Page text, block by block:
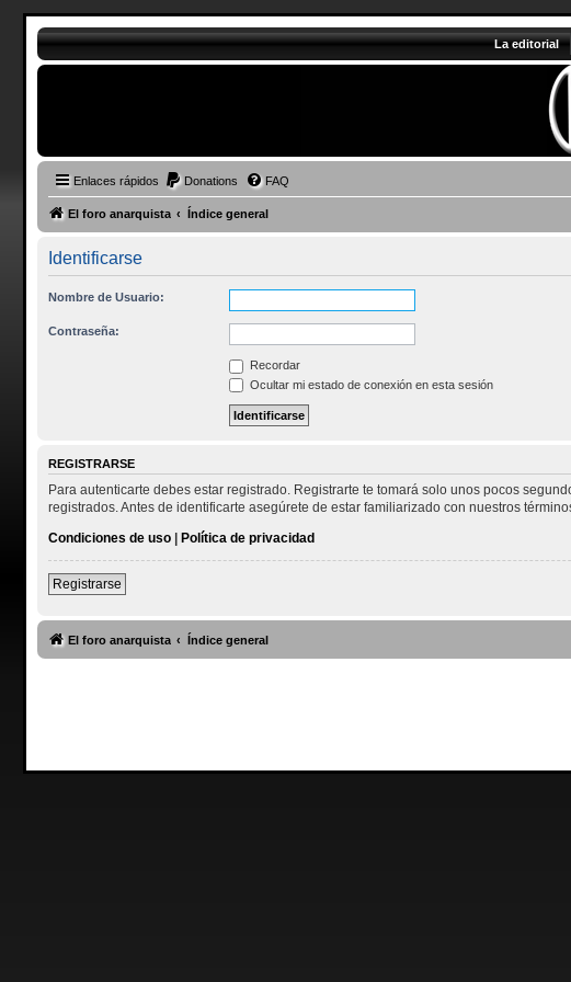
La editorial
Enlaces rápidos Donations FAQ
El foro anarquista Índice general
Identificarse
Nombre de Usuario:
Contraseña:
Recordar
Ocultar mi estado de conexión en esta sesión
REGISTRARSE
Para autenticarte debes estar registrado. Registrarte te tomará solo unos pocos
registrados. Antes de identificarte asegúrete de estar familiarizado con nuestros
Condiciones de uso| Política de privacidad
Registrarse
El foro anarquista Índice general